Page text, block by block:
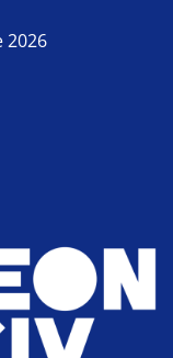
2026